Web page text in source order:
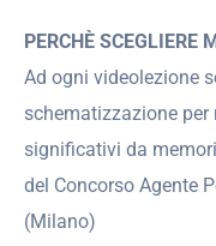
PERCHÈ SCEGLIERE
Ad ogni videolezione
schematizzazione
significativi da
del Concorso Agente
(Milano)